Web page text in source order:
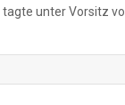
unter Vorsitz